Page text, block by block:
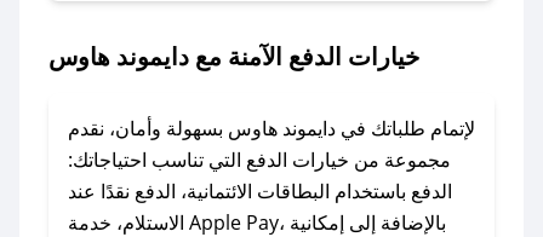
لا تقلق! يمكنك التواصل مع فريق دعم صحصح عبر
الرسائل الخاصة على تويتر أو البريد الإلكتروني،
وسنقوم بحل المشكلة في أسرع وقت ممكن.
خيارات الدفع الآمنة مع دايموند هاوس
لإتمام طلباتك في دايموند هاوس بسهولة وأمان، نقدم
مجموعة من خيارات الدفع التي تناسب احتياجاتك:
الدفع باستخدام البطاقات الائتمانية، الدفع نقدًا عند
الاستلام، خدمة Apple Pay، بالإضافة إلى إمكانية